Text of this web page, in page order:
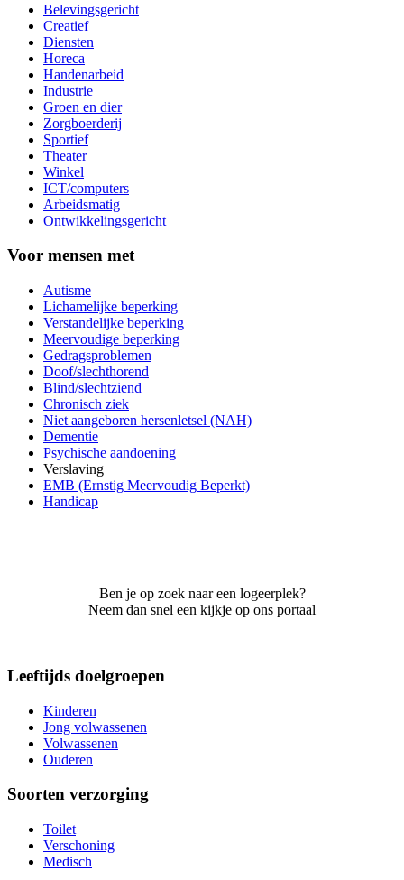
Belevingsgericht
Creatief
Diensten
Horeca
Handenarbeid
Industrie
Groen en dier
Zorgboerderij
Sportief
Theater
Winkel
ICT/computers
Arbeidsmatig
Ontwikkelingsgericht
Voor mensen met
Autisme
Lichamelijke beperking
Verstandelijke beperking
Meervoudige beperking
Gedragsproblemen
Doof/slechthorend
Blind/slechtziend
Chronisch ziek
Niet aangeboren hersenletsel (NAH)
Dementie
Psychische aandoening
Verslaving
EMB (Ernstig Meervoudig Beperkt)
Handicap
Ben je op zoek naar een logeerplek?
Neem dan snel een kijkje op ons portaal
Leeftijds doelgroepen
Kinderen
Jong volwassenen
Volwassenen
Ouderen
Soorten verzorging
Toilet
Verschoning
Medisch